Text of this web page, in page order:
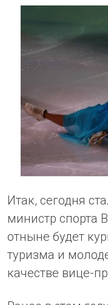
Итак, сегодня
министр спорта
отныне будет
туризма и
качестве вице-